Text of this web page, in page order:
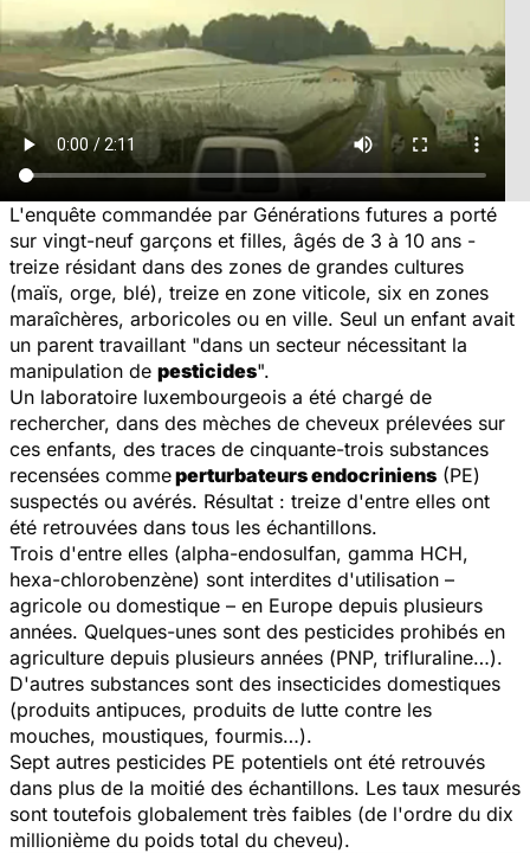
L'enquête commandée par Générations futures a porté
sur vingt-neuf garçons et filles, âgés de 3 à 10 ans -
treize résidant dans des zones de grandes cultures
(maïs, orge, blé), treize en zone viticole, six en zones
maraîchères, arboricoles ou en ville. Seul un enfant avait
un parent travaillant "dans un secteur nécessitant la
manipulation de pesticides".
Un laboratoire luxembourgeois a été chargé de
rechercher, dans des mèches de cheveux prélevées sur
ces enfants, des traces de cinquante-trois substances
recensées commeperturbateurs endocriniens (PE)
suspectés ou avérés. Résultat : treize d'entre elles ont
été retrouvées dans tous les échantillons.
Trois d'entre elles (alpha-endosulfan, gamma HCH,
hexa-chlorobenzène) sont interdites d'utilisation –
agricole ou domestique – en Europe depuis plusieurs
années. Quelques-unes sont des pesticides prohibés en
agriculture depuis plusieurs années (PNP, trifluraline…).
D'autres substances sont des insecticides domestiques
(produits antipuces, produits de lutte contre les
mouches, moustiques, fourmis…).
Sept autres pesticides PE potentiels ont été retrouvés
dans plus de la moitié des échantillons. Les taux mesurés
sont toutefois globalement très faibles (de l'ordre du dix
millionième du poids total du cheveu).